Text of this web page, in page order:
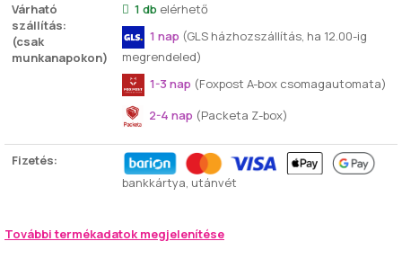
Várható
szállítás:
(csak
munkanapokon)
1 db elérhető
1 nap (GLS házhozszállítás, ha 12.00-ig
megrendeled)
1-3 nap (Foxpost A-box csomagautomata)
2-4 nap (Packeta Z-box)
Fizetés:
bankkártya, utánvét
További termékadatok megjelenítése